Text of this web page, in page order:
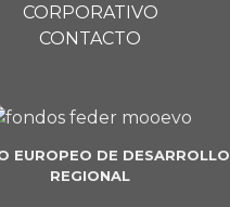
CORPORATIVO
CONTACTO
EUROPEO DE DESARROLLO
REGIONAL